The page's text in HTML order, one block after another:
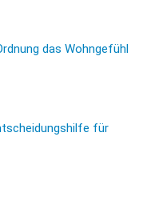
das Wohngefühl
für